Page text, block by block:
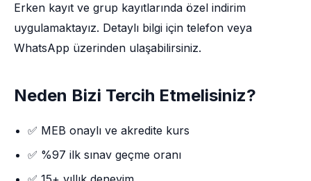
Erken kayıt ve grup kayıtlarında özel indirim
uygulamaktayız. Detaylı bilgi için telefon veya
WhatsApp üzerinden ulaşabilirsiniz.
Neden Bizi Tercih Etmelisiniz?
✅ MEB onaylı ve akredite kurs
✅ %97 ilk sınav geçme oranı